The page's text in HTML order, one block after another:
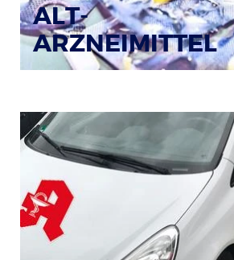
ALT-
ARZNEIMITTEL